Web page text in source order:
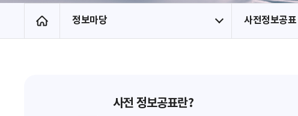
홈 정보마당 사전정보공표
사전 정보공표란?